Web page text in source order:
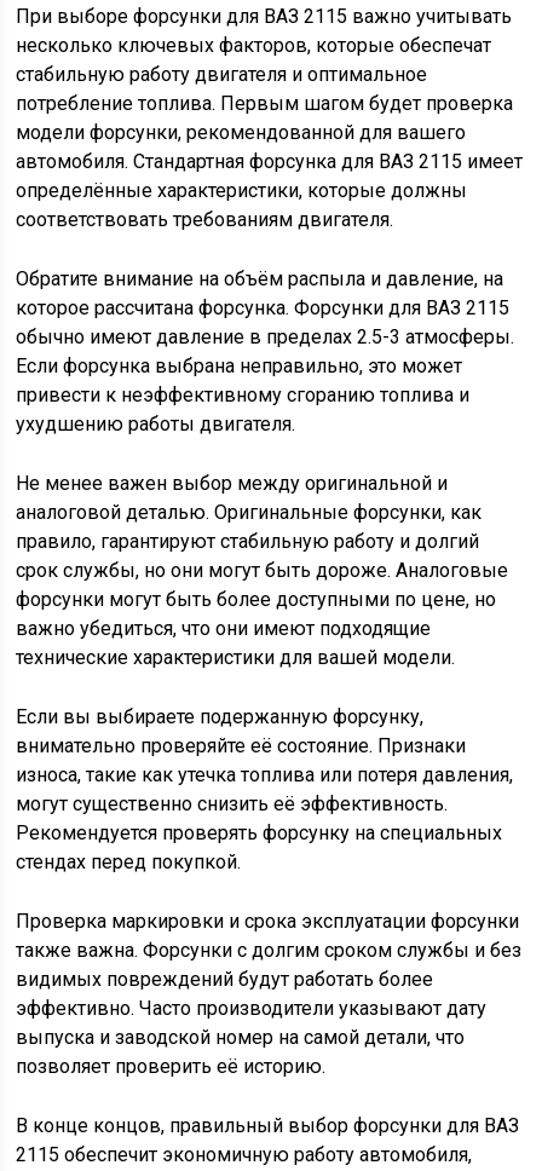
При выборе форсунки для ВАЗ 2115 важно учитывать
несколько ключевых факторов, которые обеспечат
стабильную работу двигателя и оптимальное
потребление топлива. Первым шагом будет проверка
модели форсунки, рекомендованной для вашего
автомобиля. Стандартная форсунка для ВАЗ 2115 имеет
определённые характеристики, которые должны
соответствовать требованиям двигателя.
Обратите внимание на объём распыла и давление, на
которое рассчитана форсунка. Форсунки для ВАЗ 2115
обычно имеют давление в пределах 2.5-3 атмосферы.
Если форсунка выбрана неправильно, это может
привести к неэффективному сгоранию топлива и
ухудшению работы двигателя.
Не менее важен выбор между оригинальной и
аналоговой деталью. Оригинальные форсунки, как
правило, гарантируют стабильную работу и долгий
срок службы, но они могут быть дороже. Аналоговые
форсунки могут быть более доступными по цене, но
важно убедиться, что они имеют подходящие
технические характеристики для вашей модели.
Если вы выбираете подержанную форсунку,
внимательно проверяйте её состояние. Признаки
износа, такие как утечка топлива или потеря давления,
могут существенно снизить её эффективность.
Рекомендуется проверять форсунку на специальных
стендах перед покупкой.
Проверка маркировки и срока эксплуатации форсунки
также важна. Форсунки с долгим сроком службы и без
видимых повреждений будут работать более
эффективно. Часто производители указывают дату
выпуска и заводской номер на самой детали, что
позволяет проверить её историю.
В конце концов, правильный выбор форсунки для ВАЗ
2115 обеспечит экономичную работу автомобиля,